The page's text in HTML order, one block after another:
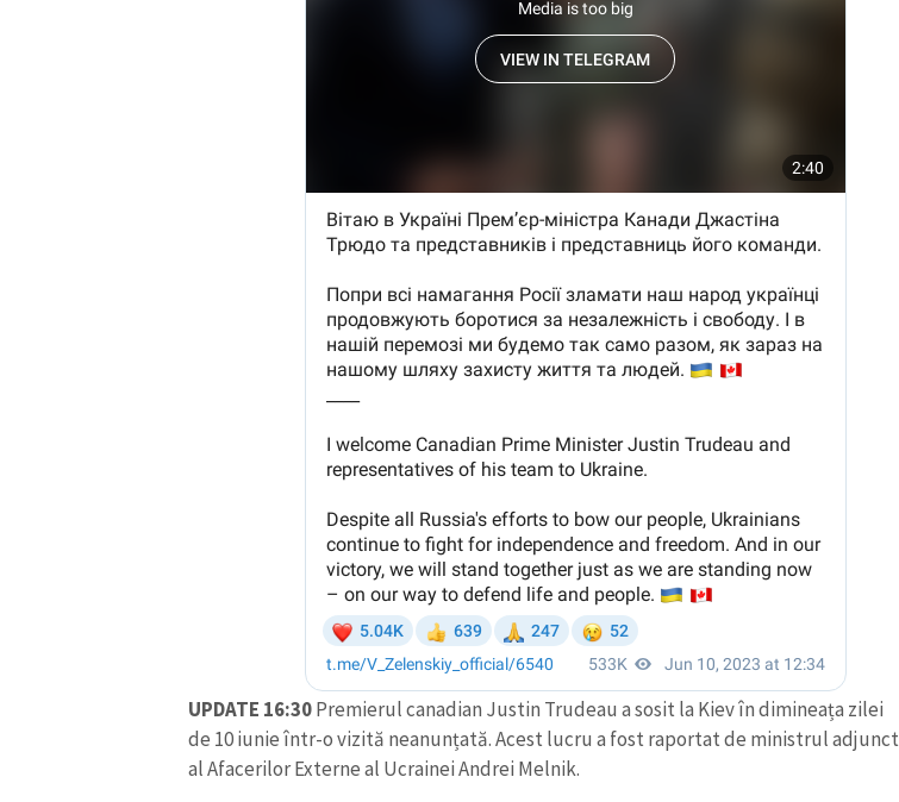
UPDATE 16:30Premierul canadian Justin Trudeau a sosit la Kiev în dimineața zilei
de 10 iunie într-o vizită neanunțată. Acest lucru a fost raportat de ministrul adjunct
al Afacerilor Externe al Ucrainei Andrei Melnik.